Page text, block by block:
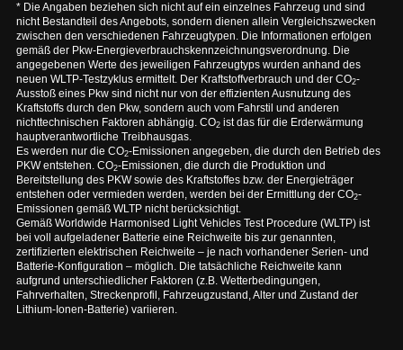
* Die Angaben beziehen sich nicht auf ein einzelnes Fahrzeug und sind
nicht Bestandteil des Angebots, sondern dienen allein Vergleichszwecken
zwischen den verschiedenen Fahrzeugtypen. Die Informationen erfolgen
gemäß der Pkw-Energieverbrauchskennzeichnungsverordnung. Die
angegebenen Werte des jeweiligen Fahrzeugtyps wurden anhand des
neuen WLTP-Testzyklus ermittelt. Der Kraftstoffverbrauch und der CO2-
Ausstoß eines Pkw sind nicht nur von der effizienten Ausnutzung des
Kraftstoffs durch den Pkw, sondern auch vom Fahrstil und anderen
nichttechnischen Faktoren abhängig. CO2ist das für die Erderwärmung
hauptverantwortliche Treibhausgas.
Es werden nur die CO2-Emissionen angegeben, die durch den Betrieb des
PKW entstehen. CO2-Emissionen, die durch die Produktion und
Bereitstellung des PKW sowie des Kraftstoffes bzw. der Energieträger
entstehen oder vermieden werden, werden bei der Ermittlung der CO2-
Emissionen gemäß WLTP nicht berücksichtigt.
Gemäß Worldwide Harmonised Light Vehicles Test Procedure (WLTP) ist
bei voll aufgeladener Batterie eine Reichweite bis zur genannten,
zertifizierten elektrischen Reichweite – je nach vorhandener Serien- und
Batterie-Konfiguration – möglich. Die tatsächliche Reichweite kann
aufgrund unterschiedlicher Faktoren (z.B. Wetterbedingungen,
Fahrverhalten, Streckenprofil, Fahrzeugzustand, Alter und Zustand der
Lithium-Ionen-Batterie) variieren.